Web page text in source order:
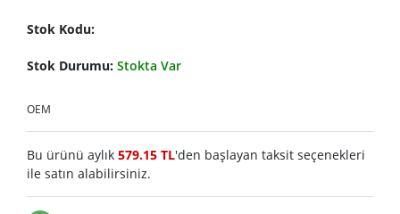
Stok Kodu:
Stok Durumu: Stokta Var
OEM
Bu ürünü aylık 579.15 TL'den başlayan taksit seçenekleri
ile satın alabilirsiniz.